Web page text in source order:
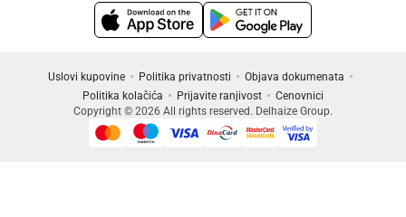
Uslovi kupovine Politika privatnosti
Objava dokumenata
Politika kolačića
Prijavite ranjivost
Cenovnici
Copyright © 2026 All rights reserved. Delhaize Group.